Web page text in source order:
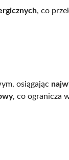
, co
osiągając
, co ogranicza